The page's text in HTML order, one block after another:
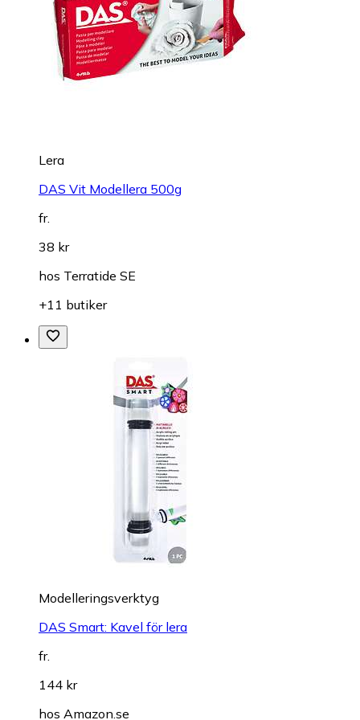
Lera
DAS Vit Modellera 500g
fr.
38 kr
hos Terratide SE
+11 butiker
Modelleringsverktyg
DAS Smart: Kavel för lera
fr.
144 kr
hos Amazon.se